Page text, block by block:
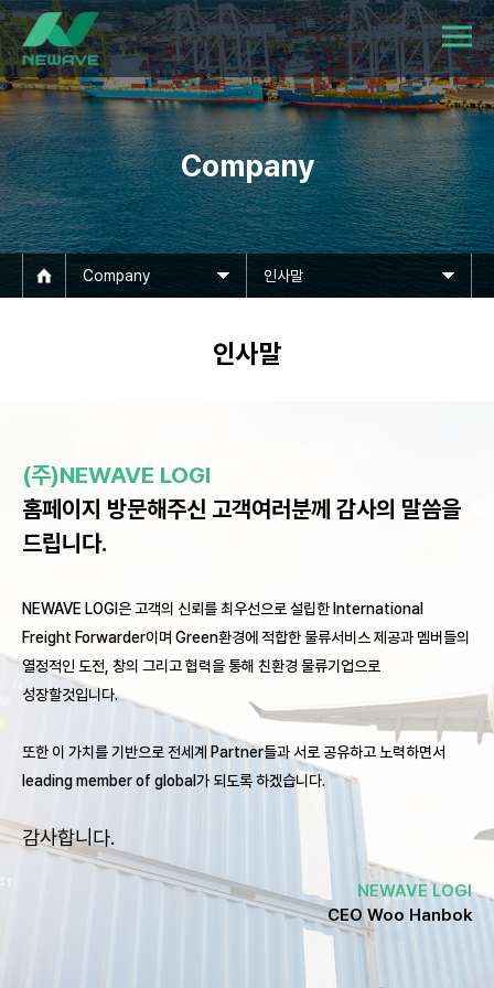
Company
Company 인사말
인사말
(주)NEWAVE LOGI
홈페이지 방문해주신 고객여러분께 감사의 말씀을
드립니다.
NEWAVE LOGI은 고객의 신뢰를 최우선으로 설립한 International
Freight Forwarder이며 Green환경에 적합한 물류서비스 제공과 멤버들의
열정적인 도전, 창의 그리고 협력을 통해 친환경 물류기업으로
성장할것입니다.
또한 이 가치를 기반으로 전세계 Partner들과 서로 공유하고 노력하면서
leading member of global가 되도록 하겠습니다.
감사합니다.
NEWAVE LOGI
CEO Woo Hanbok